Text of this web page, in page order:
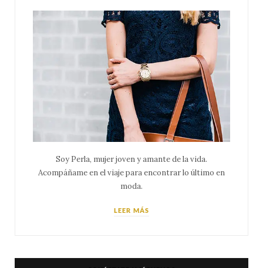
Soy Perla, mujer joven y amante de la vida.
Acompáñame en el viaje para encontrar lo último en
moda.
LEER MÁS